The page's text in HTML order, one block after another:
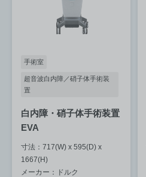
手術室
超音波白内障／硝子体手術装
置
白内障・硝子体手術装置
EVA
寸法：717(W) x 595(D) x
1667(H)
メーカー：ドルク